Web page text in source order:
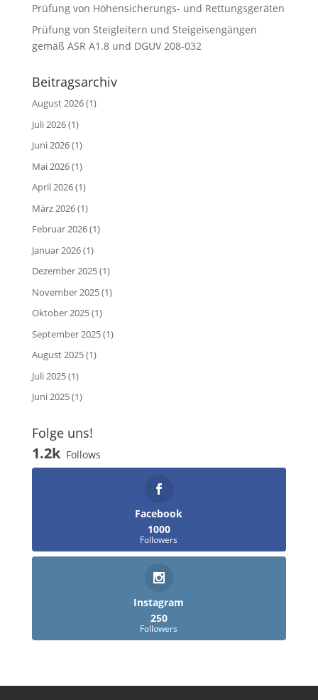
Prüfung von Höhensicherungs- und Rettungsgeräten
Prüfung von Steigleitern und Steigeisengängen
gemäß ASR A1.8 und DGUV 208-032
Beitragsarchiv
August 2026(1)
Juli 2026(1)
Juni 2026(1)
Mai 2026(1)
April 2026(1)
März 2026(1)
Februar 2026(1)
Januar 2026(1)
Dezember 2025(1)
November 2025(1)
Oktober 2025(1)
September 2025(1)
August 2025(1)
Juli 2025(1)
Juni 2025(1)
Folge uns!
1.2k Follows
Facebook
1000
Followers
Instagram
250
Followers